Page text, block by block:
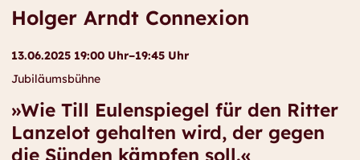
Holger Arndt Connexion
13.06.2025 19:00 Uhr–19:45 Uhr
Jubiläumsbühne
»Wie Till Eulenspiegel für den Ritter
Lanzelot gehalten wird, der gegen
die Sünden kämpfen soll.«